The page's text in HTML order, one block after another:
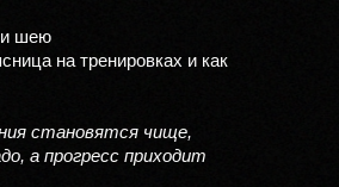
и шею
на тренировках и как
становятся чище,
а прогресс приходит